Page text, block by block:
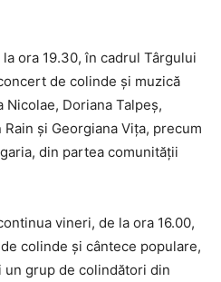
la ora 19.30, în cadrul Târgului
de colinde şi muzică
Nicolae, Doriana Talpeş,
şi Georgiana Viţa, precum
din partea comunităţii
vineri, de la ora 16.00,
colinde şi cântece populare,
grup de colindători din